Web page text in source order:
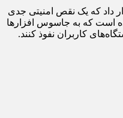
داد که یک نقص امنیتی جدی
است که به جاسوس افزارها
کاربران نفوذ کنند.